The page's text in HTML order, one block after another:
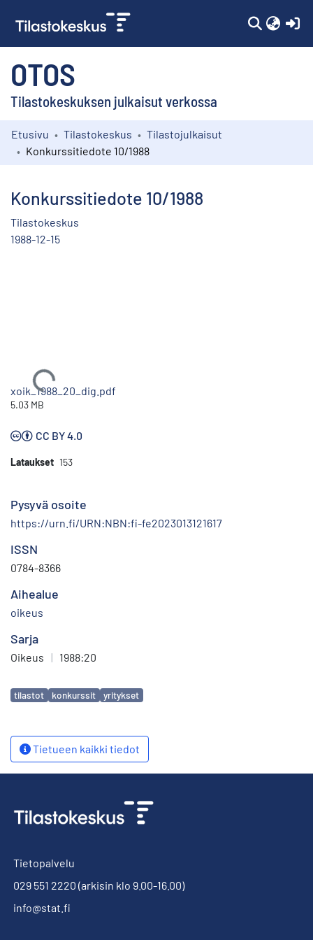
OTOS
Tilastokeskuksen julkaisut verkossa
Kokoelmat
Etusivu Tilastokeskus
Tilastojulkaisut
Konkurssitiedote 10/1988
Konkurssitiedote 10/1988
Tilastokeskus
1988-12-15
Ladataan...
xoik_1988_20_dig.pdf
5.03 MB
CC BY 4.0
Lataukset 153
Pysyvä osoite
https://urn.fi/URN:NBN:fi-fe2023013121617
ISSN
0784-8366
Aihealue
oikeus
Sarja
Oikeus | 1988:20
Avainsanat
tilastot konkurssit yritykset
Tietueen kaikki tiedot
Tietopalvelu
029 551 2220 (arkisin klo 9.00-16.00)
info@stat.fi